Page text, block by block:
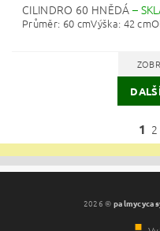
CILINDRO 60 HNĚDÁ –
Průměr: 60 cmVýška: 42
1 2
2026 ©